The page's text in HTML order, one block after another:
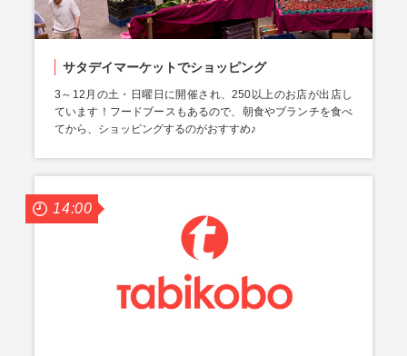
サタデイマーケットでショッピング
3～12月の土・日曜日に開催され、250以上のお店が出店し
ています！フードブースもあるので、朝食やブランチを食べ
てから、ショッピングするのがおすすめ♪
14:00